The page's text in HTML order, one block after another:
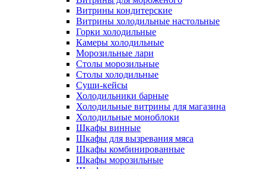
Витрины кондитерские
Витрины холодильные настольные
Горки холодильные
Камеры холодильные
Морозильные лари
Столы морозильные
Столы холодильные
Суши-кейсы
Холодильники барные
Холодильные витрины для магазина
Холодильные моноблоки
Шкафы винные
Шкафы для вызревания мяса
Шкафы комбинированные
Шкафы морозильные